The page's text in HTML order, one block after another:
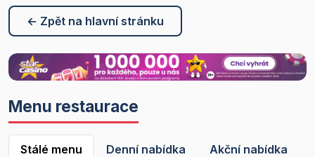
← Zpět na hlavní stránku
Menu restaurace
Stálé menu Denní nabídka Akční nabídka